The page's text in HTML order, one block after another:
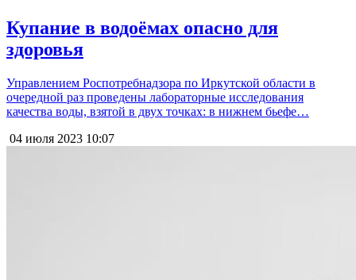
Купание в водоёмах опасно для
здоровья
Управлением Роспотребнадзора по Иркутской области в
очередной раз проведены лабораторные исследования
качества воды, взятой в двух точках: в нижнем бьефе…
04 июля 2023 10:07